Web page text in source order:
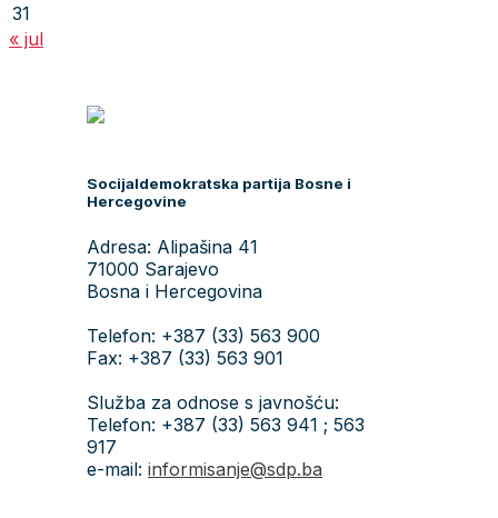
31
« jul
Socijaldemokratska partija Bosne i
Hercegovine
Adresa: Alipašina 41
71000 Sarajevo
Bosna i Hercegovina
Telefon: +387 (33) 563 900
Fax: +387 (33) 563 901
Služba za odnose s javnošću:
Telefon: +387 (33) 563 941 ; 563
917
e-mail: informisanje@sdp.ba